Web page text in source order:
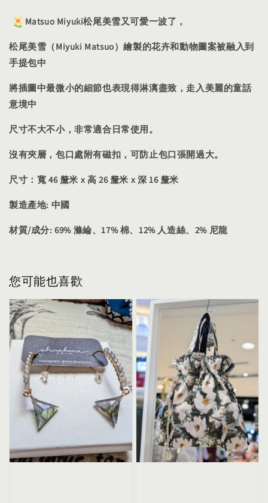
Matsuo Miyuki松尾美雪又可愛一波了，
松尾美雪（Miyuki Matsuo）繪製的花卉和動物圖案被融入到
手提包中
將插圖中最微小的細節也表現得淋漓盡致，走入美麗的童話
意境中
尺寸不大不小，非常適合日常使用。
沒有夾層，包口處附有磁扣，可防止包口張開過大。
尺寸：寬 46 釐米 x 高 26 釐米 x 深 16 釐米
製造產地: 中國
材質/成分: 69% 滌綸、17% 棉、12% 人造絲、2% 尼龍
您可能也喜歡